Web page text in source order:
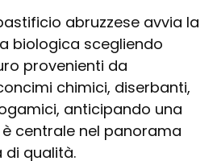
abruzzese avvia la
biologica scegliendo
provenienti da
chimici, diserbanti,
anticipando una
centrale nel panorama
di qualità.